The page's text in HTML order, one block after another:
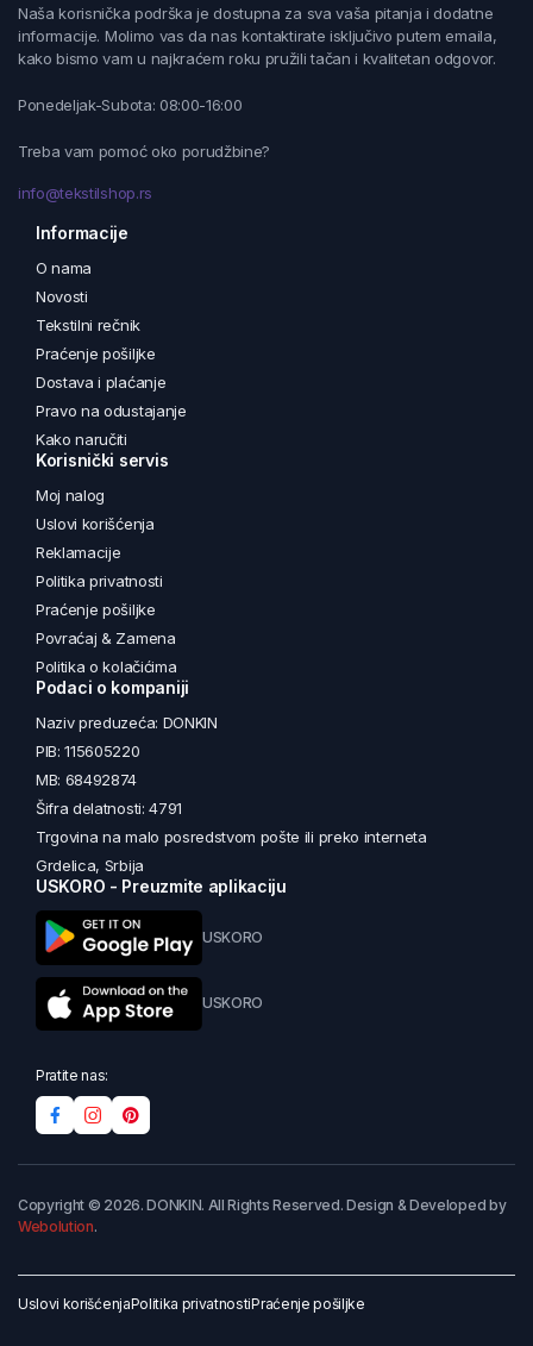
Naša korisnička podrška je dostupna za sva vaša pitanja i dodatne
informacije. Molimo vas da nas kontaktirate isključivo putem emaila,
kako bismo vam u najkraćem roku pružili tačan i kvalitetan odgovor.
Ponedeljak-Subota: 08:00-16:00
Treba vam pomoć oko porudžbine?
info@tekstilshop.rs
Informacije
O nama
Novosti
Tekstilni rečnik
Praćenje pošiljke
Dostava i plaćanje
Pravo na odustajanje
Kako naručiti
Korisnički servis
Moj nalog
Uslovi korišćenja
Reklamacije
Politika privatnosti
Praćenje pošiljke
Povraćaj & Zamena
Politika o kolačićima
Podaci o kompaniji
Naziv preduzeća: DONKIN
PIB: 115605220
MB: 68492874
Šifra delatnosti: 4791
Trgovina na malo posredstvom pošte ili preko interneta
Grdelica, Srbija
USKORO - Preuzmite aplikaciju
USKORO
USKORO
Pratite nas:
Copyright © 2026. DONKIN. All Rights Reserved. Design & Developed by
Webolution.
Uslovi korišćenjaPolitika privatnostiPraćenje pošiljke